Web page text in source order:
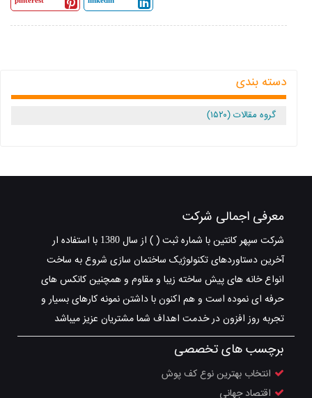
دسته بندی
گروه مقالات (۱۵۲۰)
معرفی اجمالی شرکت
شرکت سپهر کانتین با شماره ثبت ( ) از سال 1380 با استفاده ار
آخرین دستاوردهای تکنولوژیک ساختمان سازی شروع به ساخت
انواع خانه های پیش ساخته زیبا و مقاوم و همچنین کانکس های
حرفه ای نموده است و هم اکنون با داشتن نمونه کارهای بسیار و
تجربه روز افزون در خدمت اهداف شما مشتریان عزیز میباشد
برچسب های تخصصی
انتخاب بهترین نوع کف پوش
اقتصاد جهانی